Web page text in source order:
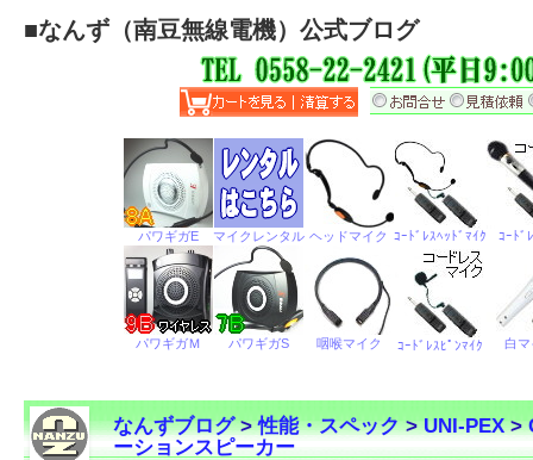
■なんず（南豆無線電機）公式ブログ
なんずブログ>性能・スペック>UNI-PEX>
ーションスピーカー